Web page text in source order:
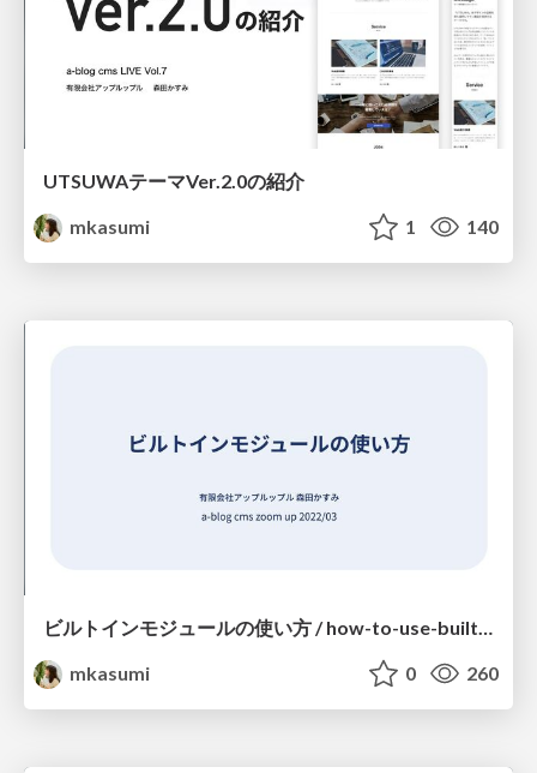
UTSUWAテーマVer.2.0の紹介
mkasumi
1 140
ビルトインモジュールの使い方 / how-to-use-builtin-module
mkasumi
0 260